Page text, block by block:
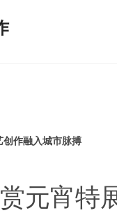
创作融入城市脉搏
元宵特